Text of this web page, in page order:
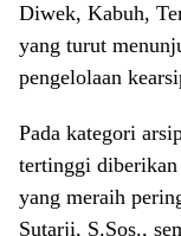
Diwek, Kabuh,
yang turut
pengelolaan
Pada kategori
tertinggi
yang meraih
Sutarji, S.Sos.,